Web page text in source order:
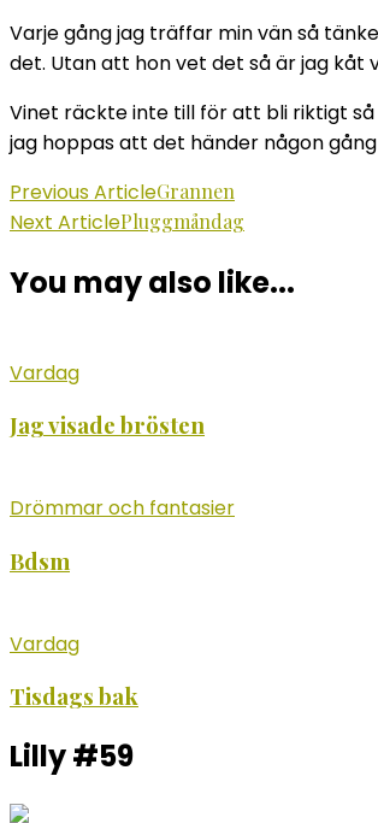
Varje gång jag träffar min vän så
det. Utan att hon vet det så är jag kåt
Vinet räckte inte till för att bli riktigt så
jag hoppas att det händer någon
Post
Navigation
Previous ArticleGrannen
Next ArticlePluggmåndag
You may also like...
Vardag
Jag visade brösten
Drömmar och fantasier
Bdsm
Vardag
Tisdags bak
Lilly #59